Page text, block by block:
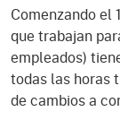
Comenzando el
que trabajan
empleados)
todas las horas
de cambios a